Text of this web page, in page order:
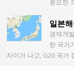
일본해
경제개
한 국가
차이가 나고, G20 국가